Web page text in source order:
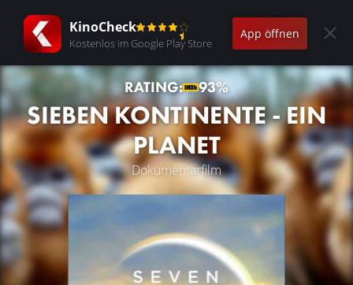
KinoCheck
Kostenlos im Google Play Store
App öffnen
RATING: 93%
SIEBEN KONTINENTE - EIN
PLANET
Dokumentarfilm